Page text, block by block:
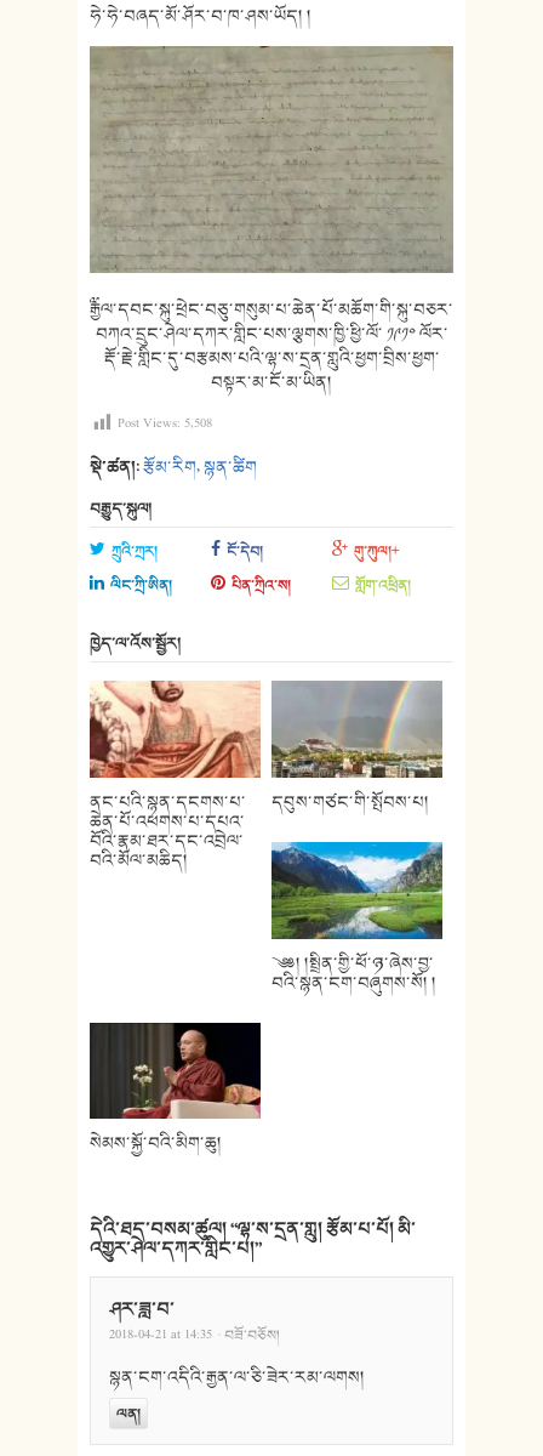
ཧེ་ཧེ་བཞད་མོ་ཤོར་བ་ཁ་ཤས་ཡོད། །
༸རྒྱལ་དབང་སྐུ་ཕྲེང་བཅུ་གསུམ་པ་ཆེན་པོ་མཆོག་གི་སྐུ་བཅར་
བཀའ་དྲུང་ཤེལ་དཀར་གླིང་པས་ལྕགས་ཁྱི་ཕྱི་ལོ་ ༡༩༡༠ ལོར་
རྡོ་རྗེ་གླིང་དུ་བརྩམས་པའི་ལྷ་ས་དྲན་གླུའི་ཕྱག་བྲིས་ཕྱག་
བསྟར་མ་ངོ་མ་ཡིན།
Post Views: 5,508
སྡེ་ཚན།:རྩོམ་རིག,སྙན་ཚིག
བརྒྱུད་སྐུལ།
ཀྲུའི་ཀྲར། ངོ་དེབ།
གུ་ཀུལ།+
ལིང་ཀྲི་ཨིན།
པིན་ཀྲིའ་ས། གློག་འཕྲིན།
ཁྱེད་ལ་འོས་སྦྱོར།
ནང་པའི་སྙན་དངགས་པ་
ཆེན་པོ་འཕགས་པ་དཔའ་
བོའི་རྣམ་ཐར་དང་འབྲེལ་
བའི་མོལ་མཆིད།
དབུས་གཙང་གི་སྤོབས་པ།
༄༅། །སྤྲིན་གྱི་ཕོ་ཉ་ཞེས་བྱ་
བའི་སྙན་ངག་བཞུགས་སོ། །
སེམས་སྐྱོ་བའི་མིག་ཆུ།
དེའི་ཐད་བསམ་ཚུལ། “ལྷ་ས་དྲན་གླུ། རྩོམ་པ་པོ། མི་
འགྱུར་ཤེལ་དཀར་གླིང་པ།”
ཤར་ཟླ་བ་
2018-04-21 at 14:35 · བཟོ་བཅོས།
སྙན་ངག་འདིའི་རྒྱན་ལ་ཅི་ཟེར་རམ་ལགས།
ལན།